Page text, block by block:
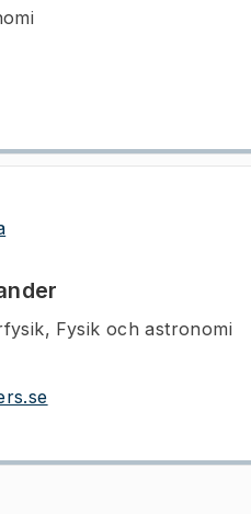
Fysik och astronomi